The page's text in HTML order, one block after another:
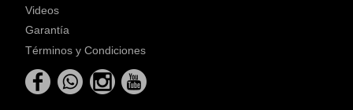
Videos
Garantía
Términos y Condiciones